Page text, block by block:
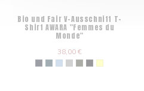
Bio und Fair V-Ausschnitt T-
Shirt AWARA "Femmes du
Monde"
38,00 €